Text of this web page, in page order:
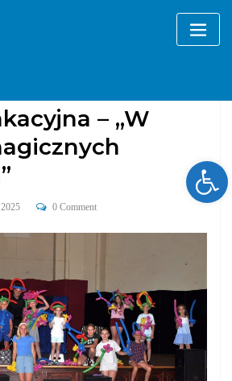
– „W
0 Comment